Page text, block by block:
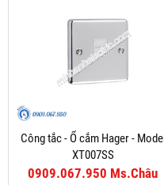
Công tắc - Ổ cắm Hager - Model
XT007SS
0909.067.950 Ms.Châu